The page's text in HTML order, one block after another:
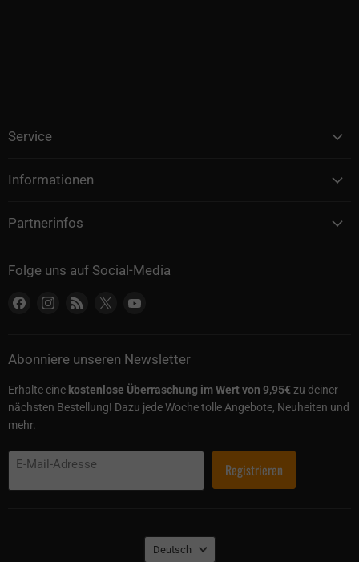
Service
Informationen
Partnerinfos
Folge uns auf Social-Media
Finden Sie uns auf Facebook
Finden Sie uns auf Instagram
Finden Sie uns auf RSS
Finden Sie uns auf X
Abonniere unseren Newsletter
Erhalte eine kostenlose Überraschung im Wert von 9,95€zu deiner
nächsten Bestellung! Dazu jede Woche tolle Angebote, Neuheiten und
mehr.
E-Mail-Adresse Registrieren
Sprache
Deutsch